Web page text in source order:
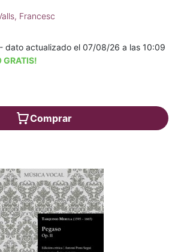
Francesc
- dato actualizado el 07/08/26 a las 10:09
GRATIS!
Comprar